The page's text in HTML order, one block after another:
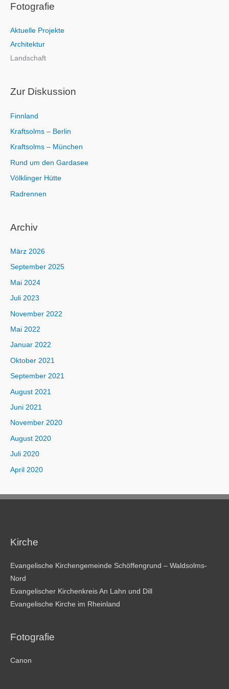
h
n
n
a
h
Fotografie
Aktuelle Projekte
Architektur
Landschaft
Zur Diskussion
Finnland
Kraftsolms – Berlin
Kraftsolms – München
Rund um den Gardasee
Völklinger Hütte
Radrennen
Archiv
März 2026
September 2025
Mai 2024
Juli 2023
November 2022
Mai 2022
Januar 2022
Oktober 2021
September 2021
August 2021
Juni 2021
November 2020
August 2020
Juli 2020
April 2020
Kirche
Evangelische Kirchengemeinde Schöffengrund – Waldsolms-
Nord
Evangelischer Kirchenkreis An Lahn und Dill
Evangelische Kirche im Rheinland
Fotografie
Canon